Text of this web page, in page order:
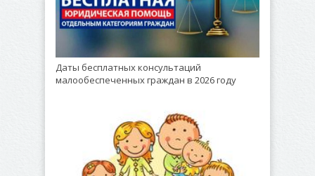
Даты бесплатных консультаций
малообеспеченных граждан в 2026 году